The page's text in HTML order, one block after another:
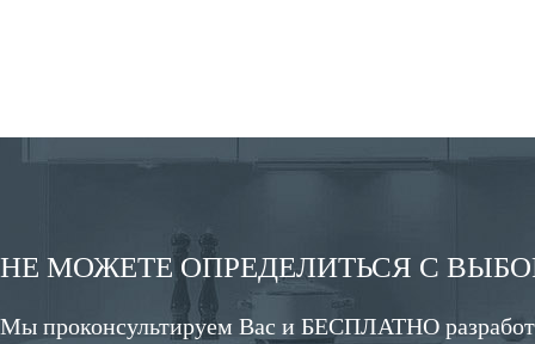
НЕ МОЖЕТЕ ОПРЕДЕЛИТЬСЯ С
Мы проконсультируем Вас и БЕСПЛАТНО